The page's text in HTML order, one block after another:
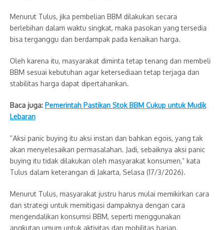
Menurut Tulus, jika pembelian BBM dilakukan secara
berlebihan dalam waktu singkat, maka pasokan yang tersedia
bisa terganggu dan berdampak pada kenaikan harga.
Oleh karena itu, masyarakat diminta tetap tenang dan membeli
BBM sesuai kebutuhan agar ketersediaan tetap terjaga dan
stabilitas harga dapat dipertahankan.
Baca juga: Pemerintah Pastikan Stok BBM Cukup untuk Mudik
Lebaran
“Aksi panic buying itu aksi instan dan bahkan egois, yang tak
akan menyelesaikan permasalahan. Jadi, sebaiknya aksi panic
buying itu tidak dilakukan oleh masyarakat konsumen,” kata
Tulus dalam keterangan di Jakarta, Selasa (17/3/2026).
Menurut Tulus, masyarakat justru harus mulai memikirkan cara
dan strategi untuk memitigasi dampaknya dengan cara
mengendalikan konsumsi BBM, seperti menggunakan
angkutan umum untuk aktivitas dan mobilitas harian.